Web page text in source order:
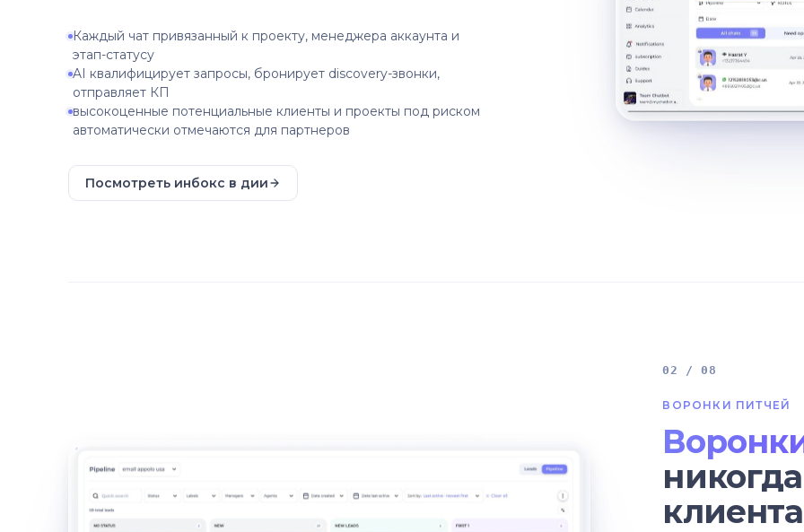
Каждый чат привязанный к проекту, менеджера аккаунта и
этап-статусу
AI квалифицирует запросы, бронирует discovery-звонки,
отправляет КП
высокоценные потенциальные клиенты и проекты под риском
автоматически отмечаются для партнеров
Посмотреть инбокс в дии
02 / 08
ВОРОНКИ ПИТЧЕЙ
клиента